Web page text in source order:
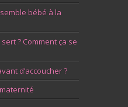
bébé à la
? Comment ça se
d’accoucher ?